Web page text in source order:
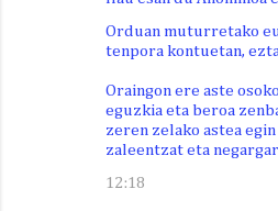
Orduan muturretako
tenpora kontuetan,
Oraingon ere aste
eguzkia eta beroa
zeren zelako astea
zaleentzat eta
12:18